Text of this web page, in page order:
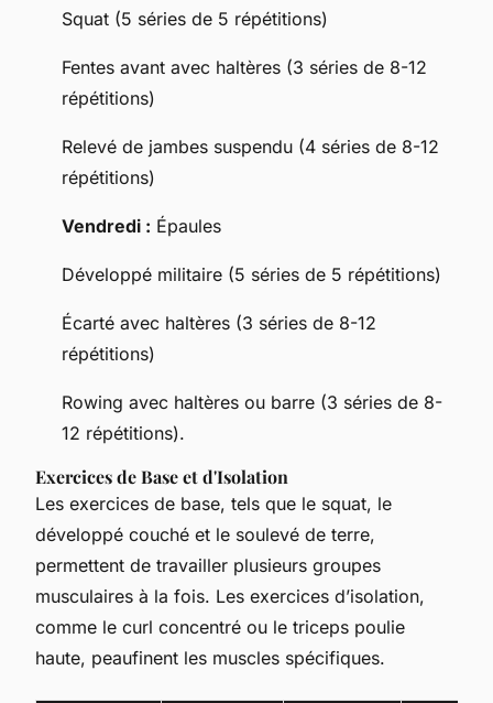
Squat (5 séries de 5 répétitions)
Fentes avant avec haltères (3 séries de 8-12
répétitions)
Relevé de jambes suspendu (4 séries de 8-12
répétitions)
Vendredi : Épaules
Développé militaire (5 séries de 5 répétitions)
Écarté avec haltères (3 séries de 8-12
répétitions)
Rowing avec haltères ou barre (3 séries de 8-
12 répétitions).
Exercices de Base et d'Isolation
Les exercices de base, tels que le squat, le
développé couché et le soulevé de terre,
permettent de travailler plusieurs groupes
musculaires à la fois. Les exercices d’isolation,
comme le curl concentré ou le triceps poulie
haute, peaufinent les muscles spécifiques.